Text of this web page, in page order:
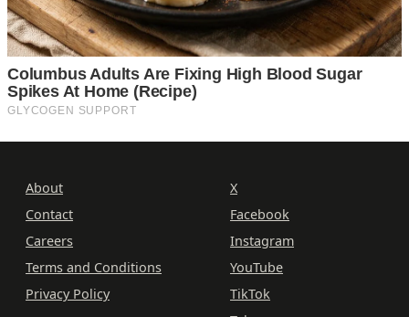
About
Contact
Careers
Terms and Conditions
Privacy Policy
X
Facebook
Instagram
YouTube
TikTok